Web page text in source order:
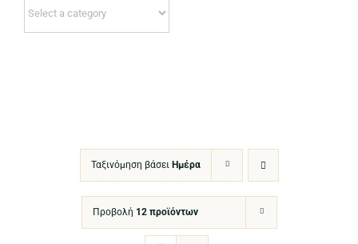
Ταξινόμηση βάσει Ημέρα
Προβολή 12 προϊόντων